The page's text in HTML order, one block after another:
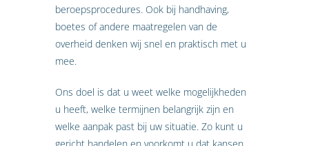
beroepsprocedures. Ook bij handhaving,
boetes of andere maatregelen van de
overheid denken wij snel en praktisch met u
mee.
Ons doel is dat u weet welke mogelijkheden
u heeft, welke termijnen belangrijk zijn en
welke aanpak past bij uw situatie. Zo kunt u